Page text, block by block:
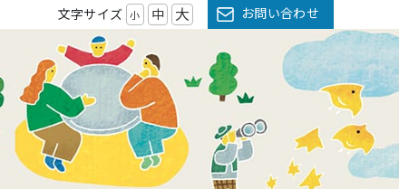
文字サイズ 小 中 大 お問い合わせ